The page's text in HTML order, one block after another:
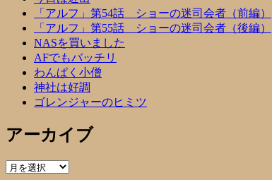
「アルフ」第54話 ショーの迷司会者（前編）
「アルフ」第55話 ショーの迷司会者（後編）
NASを買いました
AFでもバッチリ
わんぱく小僧
神社は好調
ゴレンジャーのヒミツ
アーカイブ
ア